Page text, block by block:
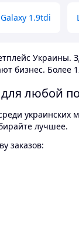
1.9tdi
Украины.
бизнес. Более
любой
украинских
лучшее.
заказов: